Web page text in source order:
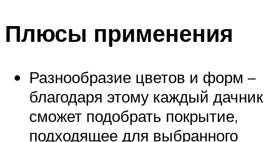
Плюсы применения
Разнообразие цветов и форм –
благодаря этому каждый дачник
сможет подобрать покрытие,
подходящее для выбранного